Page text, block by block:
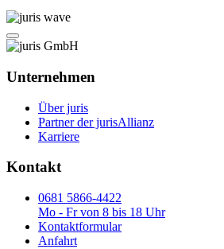
Unternehmen
Über juris
Partner der jurisAllianz
Karriere
Kontakt
0681 5866-4422
Mo - Fr von 8 bis 18 Uhr
Kontaktformular
Anfahrt